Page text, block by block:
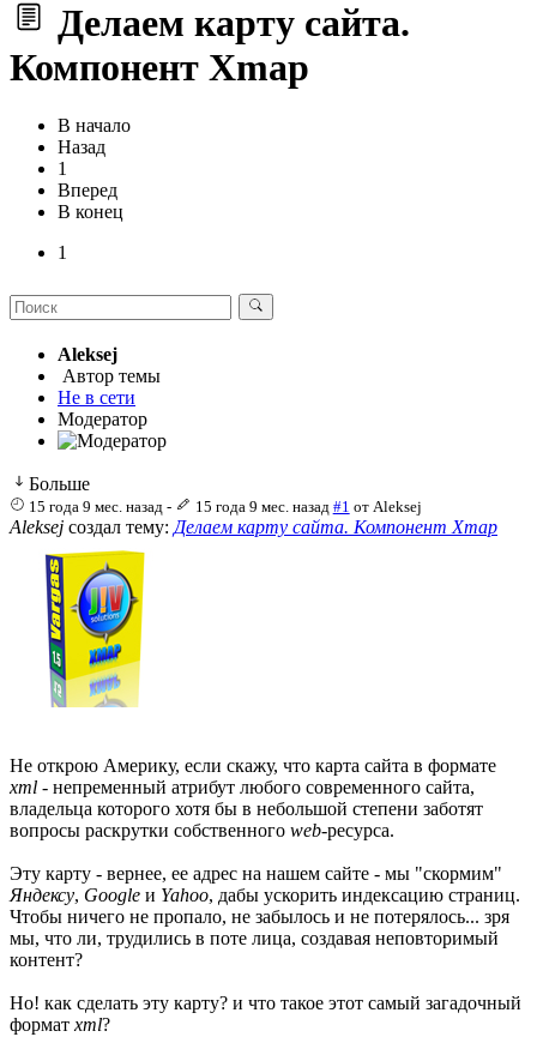
Делаем карту сайта.
Компонент Xmap
В начало
Назад
1
Вперед
В конец
1
Aleksej
Автор темы
Не в сети
Модератор
Больше
15 года 9 мес. назад - 15 года 9 мес. назад #1 от Aleksej
Aleksej создал тему: Делаем карту сайта. Компонент Xmap
Не открою Америку, если скажу, что карта сайта в формате
xml - непременный атрибут любого современного сайта,
владельца которого хотя бы в небольшой степени заботят
вопросы раскрутки собственного web-ресурса.
Эту карту - вернее, ее адрес на нашем сайте - мы "скормим"
Яндексу, Google и Yahoo, дабы ускорить индексацию страниц.
Чтобы ничего не пропало, не забылось и не потерялось... зря
мы, что ли, трудились в поте лица, создавая неповторимый
контент?
Но! как сделать эту карту? и что такое этот самый загадочный
формат xml?